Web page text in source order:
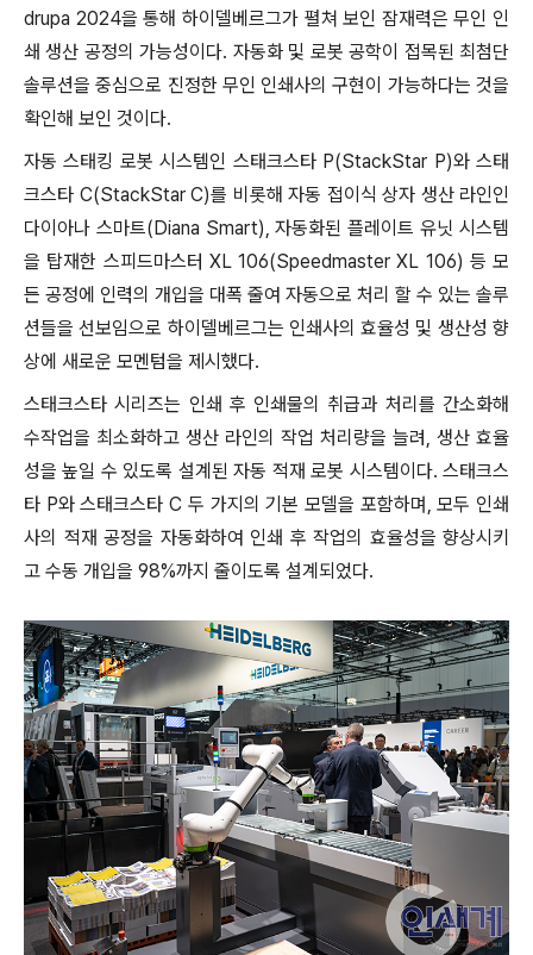
drupa 2024을 통해 하이델베르그가 펼쳐 보인 잠재력은 무인 인
쇄 생산 공정의 가능성이다. 자동화 및 로봇 공학이 접목된 최첨단
솔루션을 중심으로 진정한 무인 인쇄사의 구현이 가능하다는 것을
확인해 보인 것이다.
자동 스태킹 로봇 시스템인 스태크스타 P(StackStar P)와 스태
크스타 C(StackStar C)를 비롯해 자동 접이식 상자 생산 라인인
다이아나 스마트(Diana Smart), 자동화된 플레이트 유닛 시스템
을 탑재한 스피드마스터 XL 106(Speedmaster XL 106) 등 모
든 공정에 인력의 개입을 대폭 줄여 자동으로 처리 할 수 있는 솔루
션들을 선보임으로 하이델베르그는 인쇄사의 효율성 및 생산성 향
상에 새로운 모멘텀을 제시했다.
스태크스타 시리즈는 인쇄 후 인쇄물의 취급과 처리를 간소화해
수작업을 최소화하고 생산 라인의 작업 처리량을 늘려, 생산 효율
성을 높일 수 있도록 설계된 자동 적재 로봇 시스템이다. 스태크스
타 P와 스태크스타 C 두 가지의 기본 모델을 포함하며, 모두 인쇄
사의 적재 공정을 자동화하여 인쇄 후 작업의 효율성을 향상시키
고 수동 개입을 98%까지 줄이도록 설계되었다.